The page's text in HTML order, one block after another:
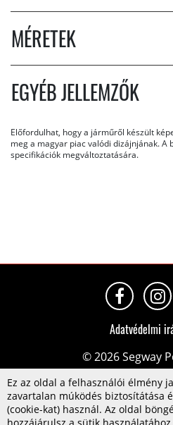
MÉRETEK
EGYÉB JELLEMZŐK
Előfordulhat, hogy a járműről készült
meg a magyar piac valódi dizájnjának. A
specifikációk megváltoztatására.
© 2026 Segway
Adatvédelmi
Ez az oldal a felhasználói élmény
zavartalan múködés biztosítátása
(cookie-kat) használ. Az oldal